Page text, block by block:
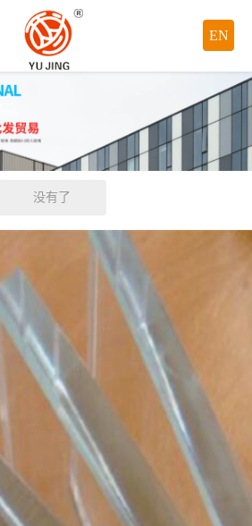
EN
没有了